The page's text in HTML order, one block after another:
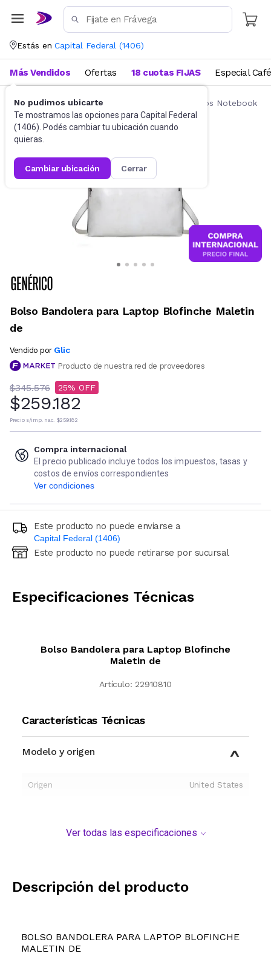
Estás en Capital Federal (1406)
No pudimos ubicarte
Te mostramos las opciones para Capital Federal
(1406). Podés cambiar tu ubicación cuando
quieras.
cambiar ubicación cerrar
Más Vendidos Ofertas 18 cuotas FIJAS Especial Café
Accesorios de Informática Mochilas y Bolsos Notebook
Bolso Bandolera para Laptop Blofinche Maletin
de
Vendido por Glic
Producto de nuestra red de proveedores
$345.576 25
$259.182
Precio s/imp. nac. $259.182
Compra internacional
El precio publicado incluye todos los impuestos, tasas y
costos de envíos correspondientes
Ver condiciones
Este producto no puede enviarse a
Capital Federal (1406)
Ingresá código postal (sólo números)
Este producto no puede retirarse por sucursal
Especificaciones Técnicas
Bolso Bandolera para Laptop Blofinche
Maletin de
Artículo: 22910810
Características Técnicas
Modelo y origen
Origen United States
Ver todas las especificaciones
Descripción del producto
BOLSO BANDOLERA PARA LAPTOP BLOFINCHE
MALETIN DE